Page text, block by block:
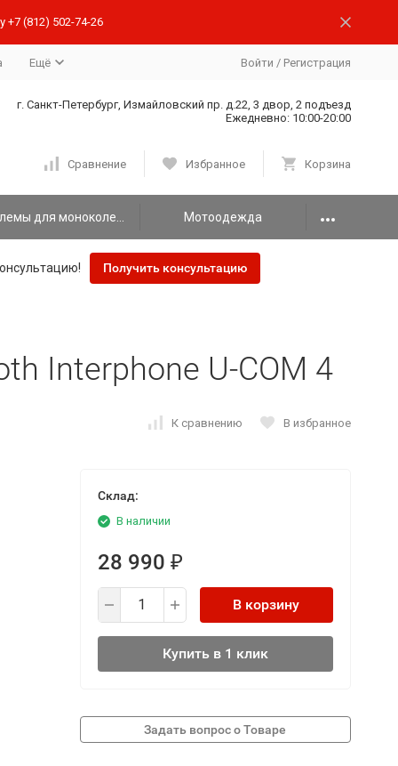
+7 (812) 502-74-26
Ещё Войти / Регистрация
г. Санкт-Петербург, Измайловский пр. д.22, 3 двор, 2 подъезд
Ежедневно: 10:00-20:00
Сравнение Избранное Корзина
Мотоодежда
Получить консультацию
Interphone U-COM 4
К сравнению В избранное
Склад:
В наличии
28 990 ₽
В корзину
Купить в 1 клик